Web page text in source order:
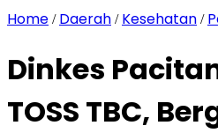
Home / Daerah / Kesehatan /
Dinkes
TOSS TBC,